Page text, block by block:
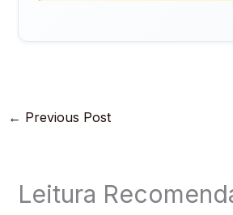
← Previous Post
Leitura